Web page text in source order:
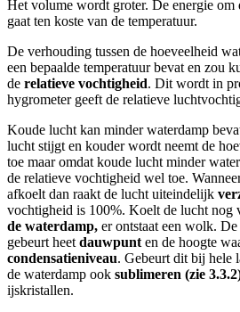
Het volume wordt groter. De energie om
gaat ten koste van de temperatuur.
De verhouding tussen de hoeveelheid
een bepaalde temperatuur bevat en zou
de relatieve vochtigheid. Dit wordt in
hygrometer geeft de relatieve
Koude lucht kan minder waterdamp
lucht stijgt en kouder wordt neemt de
toe maar omdat koude lucht minder
de relatieve vochtigheid wel toe.
afkoelt dan raakt de lucht uiteindelijk
vochtigheid is 100%. Koelt de lucht nog
de waterdamp, er ontstaat een wolk.
gebeurt heet dauwpunt en de hoogte
condensatieniveau. Gebeurt dit bij hele
de waterdamp ook sublimeren (zie
ijskristallen.